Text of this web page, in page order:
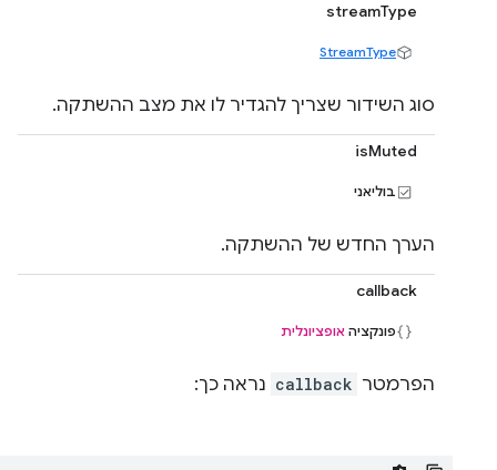
streamType
StreamType
סוג השידור שצריך להגדיר לו את מצב ההשתקה.
isMuted
בוליאני
הערך החדש של ההשתקה.
callback
פונקציה אופציונלית
הפרמטר callback נראה כך: